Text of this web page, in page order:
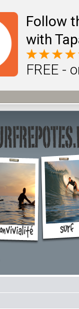
Follow
with
FREE -